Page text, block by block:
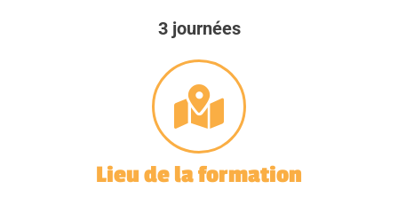
3 journées
Lieu de la formation